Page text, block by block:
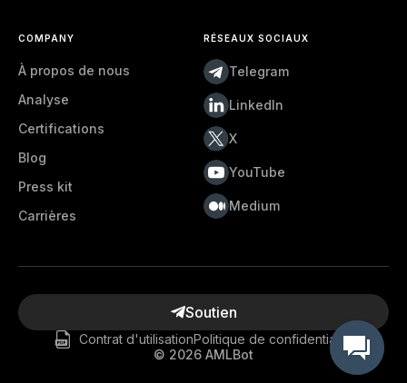
COMPANY
À propos de nous
Analyse
Certifications
Blog
Press kit
Carrières
RÉSEAUX SOCIAUX
Telegram
LinkedIn
X
YouTube
Medium
© 2026 AMLBot
Soutien
Contrat d'utilisationPolitique de confidentialité